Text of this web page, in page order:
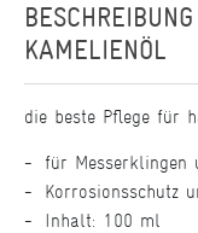
KAMELIENÖL
die beste Pflege für
für Messerklingen
Korrosionsschutz
Inhalt: 100 ml